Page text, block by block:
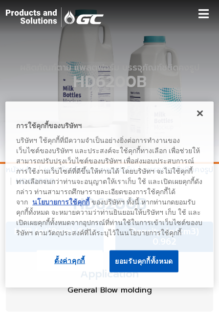
ผลิตภัณฑ์ตาม แพลตฟอร์ม บรรจุภัณฑ์ชนิดคงรูป
HD6200B
หน้าหลัก ผลิตภัณฑ์ตาม แพลตฟอร์ม
บรรจุภัณฑ์ชนิดคงรูป
HD6200B
HD6200B
MFR (g/10min) 0.45
Density (g/cm3)
0.962
Application
General Blow molding
การใช้คุกกี้ของบริษัทฯ
บริษัทฯ ใช้คุกกี้ที่มีความจำเป็นอย่างยิ่งต่อการทำงานของ
เว็บไซต์ของบริษัทฯ และประสงค์จะใช้คุกกี้ทางเลือก เพื่อช่วยให้
สามารถปรับปรุงเว็บไซต์ของบริษัทฯ เพื่อส่งมอบประสบการณ์
การใช้งานเว็บไซต์ที่ดีขึ้นให้ท่านได้ โดยบริษัทฯ จะไม่ใช้คุกกี้
ทางเลือกจนกว่าท่านจะอนุญาตให้เราเก็บ ใช้ และเปิดเผยคุกกี้ดัง
กล่าว ท่านสามารถศึกษารายละเอียดของการใช้คุกกี้ได้
จาก นโยบายการใช้คุกกี้ของบริษัทฯ ทั้งนี้ หากท่านกดยอมรับ
คุกกี้ทั้งหมด จะหมายความว่าท่านยินยอมให้บริษัทฯ เก็บ ใช้ และ
เปิดเผยคุกกี้ทั้งหมดจากอุปกรณ์ที่ท่านใช้ในการเข้าเว็บไซต์ของบ
ริษัทฯ ตามวัตถุประสงค์ที่ได้ระบุไว้ในนโยบายการใช้คุกกี้
ยอมรับคุกกี้ทั้งหมด
ตั้งค่าคุกกี้